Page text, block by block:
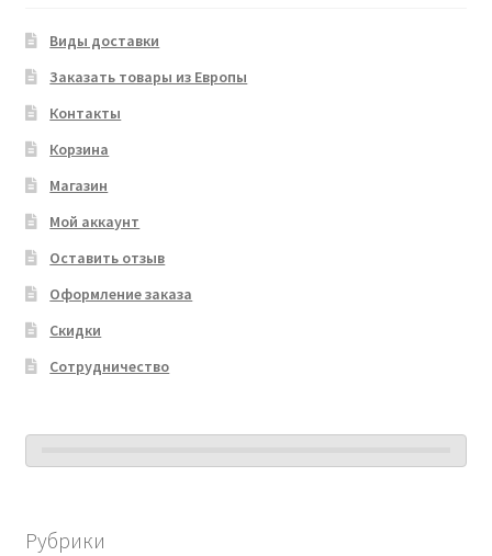
Виды доставки
Заказать товары из Европы
Контакты
Корзина
Магазин
Мой аккаунт
Оставить отзыв
Оформление заказа
Скидки
Сотрудничество
Рубрики